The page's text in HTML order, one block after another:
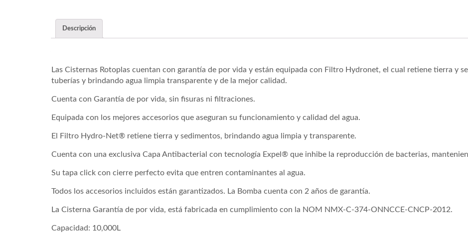
Descripción
Las Cisternas Rotoplas cuentan con garantía de por vida y están equipada con Filtro Hydronet, el cual retiene tierra y
tuberías y brindando agua limpia transparente y de la mejor calidad.
Cuenta con Garantía de por vida, sin fisuras ni filtraciones.
Equipada con los mejores accesorios que aseguran su funcionamiento y calidad del agua.
El Filtro Hydro-Net® retiene tierra y sedimentos, brindando agua limpia y transparente.
Cuenta con una exclusiva Capa Antibacterial con tecnología Expel® que inhibe la reproducción de bacterias,
Su tapa click con cierre perfecto evita que entren contaminantes al agua.
Todos los accesorios incluidos están garantizados. La Bomba cuenta con 2 años de garantía.
La Cisterna Garantía de por vida, está fabricada en cumplimiento con la NOM NMX-C-374-ONNCCE-CNCP-2012.
Capacidad: 10,000L